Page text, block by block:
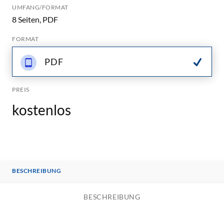
UMFANG/FORMAT
8 Seiten, PDF
FORMAT
PDF
PREIS
kostenlos
BESCHREIBUNG
BESCHREIBUNG